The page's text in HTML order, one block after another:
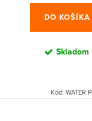
DO KOŠÍKA
Skladom
Kód: WATER